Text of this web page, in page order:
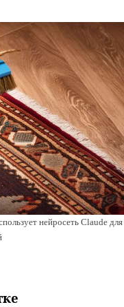
нейросеть Claude для